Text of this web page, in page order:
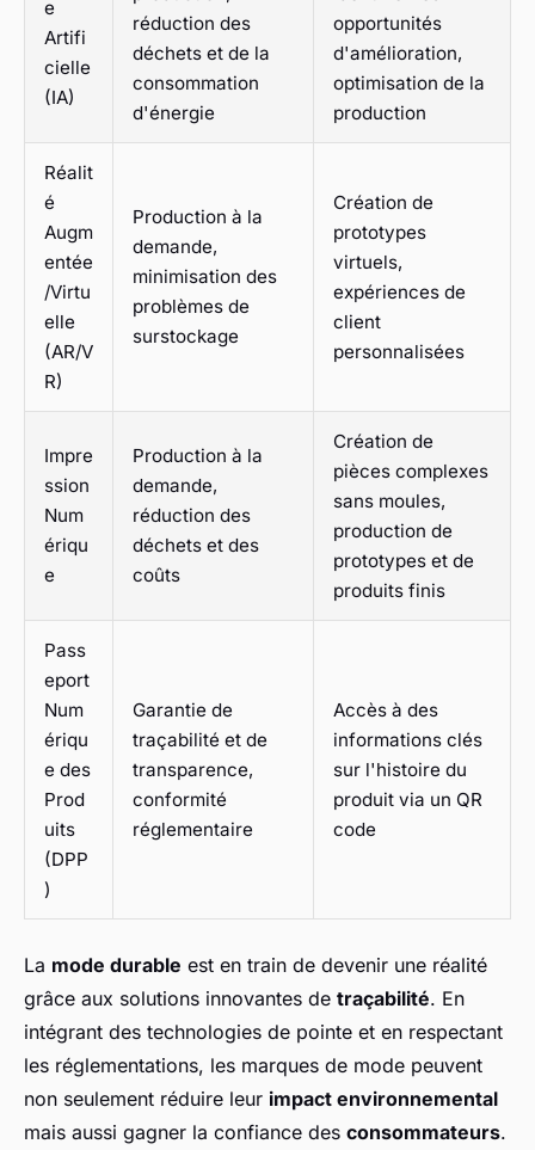
e
Artifi
cielle
(IA)
réduction des
déchets et de la
consommation
d'énergie
opportunités
d'amélioration,
optimisation de la
production
Réalit
é
Augm
entée
/Virtu
elle
(AR/V
R)
Production à la
demande,
minimisation des
problèmes de
surstockage
Création de
prototypes
virtuels,
expériences de
client
personnalisées
Impre
ssion
Num
ériqu
e
Production à la
demande,
réduction des
déchets et des
coûts
Création de
pièces complexes
sans moules,
production de
prototypes et de
produits finis
Pass
eport
Num
ériqu
e des
Prod
uits
(DPP
)
Garantie de
traçabilité et de
transparence,
conformité
réglementaire
Accès à des
informations clés
sur l'histoire du
produit via un QR
code
La mode durable est en train de devenir une réalité
grâce aux solutions innovantes de traçabilité. En
intégrant des technologies de pointe et en respectant
les réglementations, les marques de mode peuvent
non seulement réduire leur impact environnemental
mais aussi gagner la confiance des consommateurs.